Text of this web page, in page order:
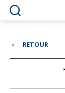
← RETOUR